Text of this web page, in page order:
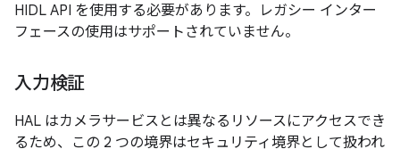
HIDL API を使用する必要があります。レガシー インター
フェースの使用はサポートされていません。
入力検証
HAL はカメラサービスとは異なるリソースにアクセスでき
るため、この 2 つの境界はセキュリティ境界として扱われ